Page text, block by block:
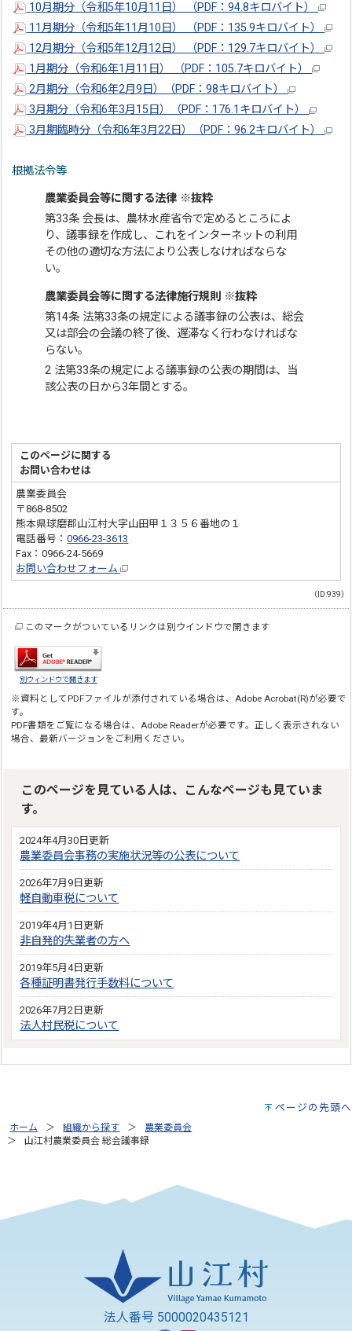
10月期分（令和5年10月11日） （PDF：94.8キロバイト）
11月期分（令和5年11月10日） （PDF：135.9キロバイト）
12月期分（令和5年12月12日） （PDF：129.7キロバイト）
1月期分（令和6年1月11日） （PDF：105.7キロバイト）
2月期分（令和6年2月9日）（PDF：98キロバイト）
3月期分（令和6年3月15日）（PDF：176.1キロバイト）
3月期臨時分（令和6年3月22日）（PDF：96.2キロバイト）
根拠法令等
農業委員会等に関する法律 ※抜粋
第33条 会長は、農林水産省令で定めるところによ
り、議事録を作成し、これをインターネットの利用
その他の適切な方法により公表しなければならな
い。
農業委員会等に関する法律施行規則 ※抜粋
第14条 法第33条の規定による議事録の公表は、総会
又は部会の会議の終了後、遅滞なく行わなければな
らない。
2 法第33条の規定による議事録の公表の期間は、当
該公表の日から3年間とする。
このページに関する
お問い合わせは
農業委員会
〒868-8502
熊本県球磨郡山江村大字山田甲１３５６番地の１
電話番号：0966-23-3613
Fax：0966-24-5669
お問い合わせフォーム
（ID:939）
このマークがついているリンクは別ウインドウで開きます
別ウィンドウで開きます
※資料としてPDFファイルが添付されている場合は、 Adobe Acrobat(R)が必要で
す。
PDF書類をご覧になる場合は、 Adobe Readerが必要です。正しく表示されない
場合、最新バージョンをご利用ください。
このページを見ている人は、こんなページも見ていま
す。
2024年4月30日更新
農業委員会事務の実施状況等の公表について
2026年7月9日更新
軽自動車税について
2019年4月1日更新
非自発的失業者の方へ
2019年5月4日更新
各種証明書発行手数料について
2026年7月2日更新
法人村民税について
ページの先頭へ
ホーム 組織から探す
農業委員会
山江村農業委員会 総会議事録
法人番号 5000020435121